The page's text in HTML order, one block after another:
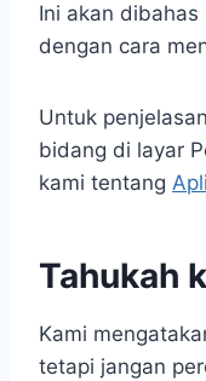
Ini akan
dengan cara
Untuk
bidang di layar
kami tentang
Tahukah
Kami
tetapi jangan